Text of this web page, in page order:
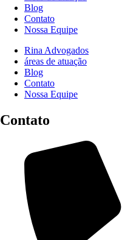
Blog
Contato
Nossa Equipe
Rina Advogados
áreas de atuação
Blog
Contato
Nossa Equipe
Contato